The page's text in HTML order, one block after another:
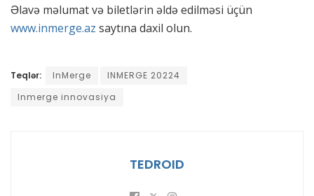
Əlavə məlumat və biletlərin əldə edilməsi üçün
www.inmerge.az saytına daxil olun.
Teqlər: InMerge
INMERGE 20224
Inmerge innovasiya
TEDROID